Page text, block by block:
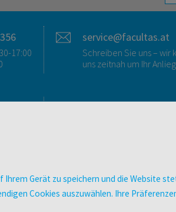
17:00
service@facultas.at
Schreiben Sie uns – wir
uns zeitnah um Ihr
E-Books
facultas Club
Gerät zu speichern und die Website
Cookies auszuwählen. Ihre